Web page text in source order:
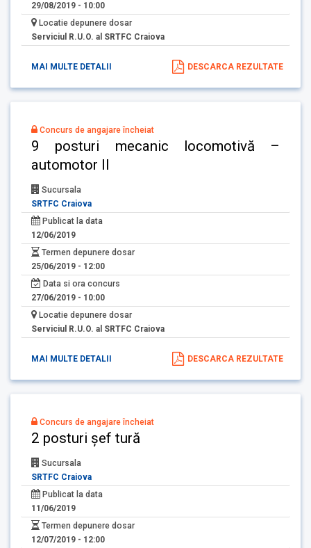
29/08/2019 - 10:00
Locatie depunere dosar
Serviciul R.U.O. al SRTFC Craiova
MAI MULTE DETALII DESCARCA REZULTATE
Concurs de angajare încheiat
9 posturi mecanic locomotivă –
automotor II
Sucursala
SRTFC Craiova
Publicat la data
12/06/2019
Termen depunere dosar
25/06/2019 - 12:00
Data si ora concurs
27/06/2019 - 10:00
Locatie depunere dosar
Serviciul R.U.O. al SRTFC Craiova
MAI MULTE DETALII DESCARCA REZULTATE
Concurs de angajare încheiat
2 posturi șef tură
Sucursala
SRTFC Craiova
Publicat la data
11/06/2019
Termen depunere dosar
12/07/2019 - 12:00